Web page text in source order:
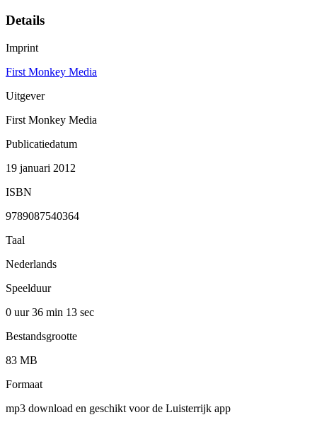
Details
Imprint
First Monkey Media
Uitgever
First Monkey Media
Publicatiedatum
19 januari 2012
ISBN
9789087540364
Taal
Nederlands
Speelduur
0 uur 36 min 13 sec
Bestandsgrootte
83 MB
Formaat
mp3 download en geschikt voor de Luisterrijk app